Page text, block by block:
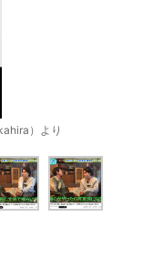
）より